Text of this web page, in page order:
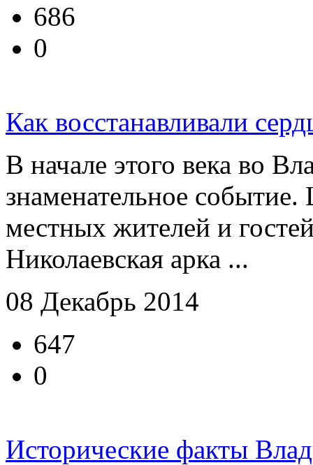
686
0
Как восстанавливали
В начале этого века во
знаменательное
местных жителей и
Николаевская арка ...
08 Декабрь 2014
647
0
Исторические факты